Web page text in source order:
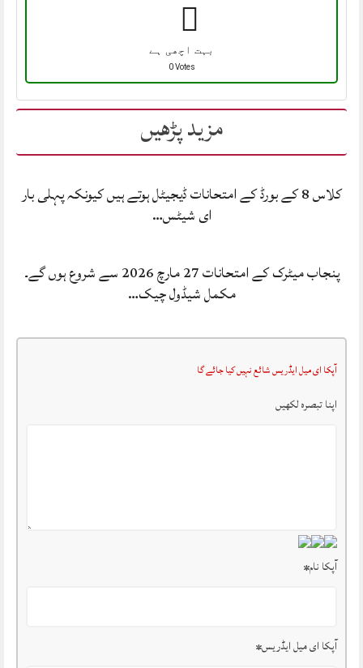
بہت اچھی ہے
0 Votes
مزید پڑھیں
کلاس 8 کے بورڈ کے امتحانات ڈیجیٹل ہوتے ہیں کیونکہ پہلی بار
ای شیٹس…
پنجاب میٹرک کے امتحانات 27 مارچ 2026 سے شروع ہوں گے۔
مکمل شیڈول چیک…
آپکا ای میل ایڈریس شائع نہیں کیا جائے گا
اپنا تبصرہ لکھیں
آپکا نام*
آپکا ای میل ایڈریس*